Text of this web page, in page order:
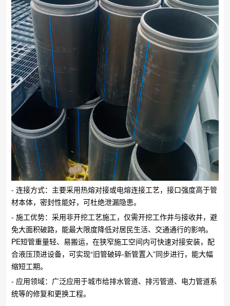
- 连接方式：主要采用热熔对接或电熔连接工艺，接口强度高于管
材本体，密封性能好，可杜绝泄漏隐患。
- 施工优势：采用非开挖工艺施工，仅需开挖工作井与接收井，避
免大面积破路，能最大限度降低对居民生活、交通通行的影响。
PE短管重量轻、易搬运，在狭窄施工空间内可快速对接安装，配
合液压顶进设备，可实现“旧管破碎-新管置入”同步进行，能大幅
缩短工期。
- 应用领域：广泛应用于城市给排水管道、排污管道、电力管道系
统等的修复和更换工程。